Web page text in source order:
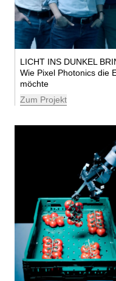
LICHT INS DUNKEL
Wie Pixel Photonics die
möchte
Zum Projekt